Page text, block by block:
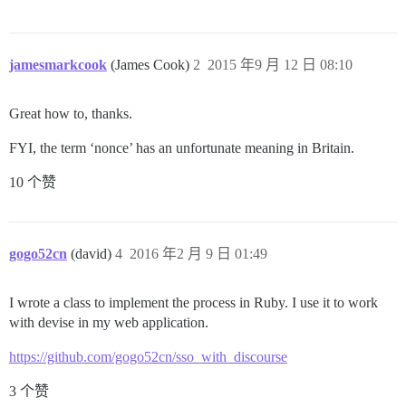
jamesmarkcook (James Cook) 2015 年9 月 12 日 08:10
2
Great how to, thanks.
FYI, the term ‘nonce’ has an unfortunate meaning in Britain.
10 个赞
gogo52cn (david) 2016 年2 月 9 日 01:49
4
I wrote a class to implement the process in Ruby. I use it to work
with devise in my web application.
https://github.com/gogo52cn/sso_with_discourse
3 个赞